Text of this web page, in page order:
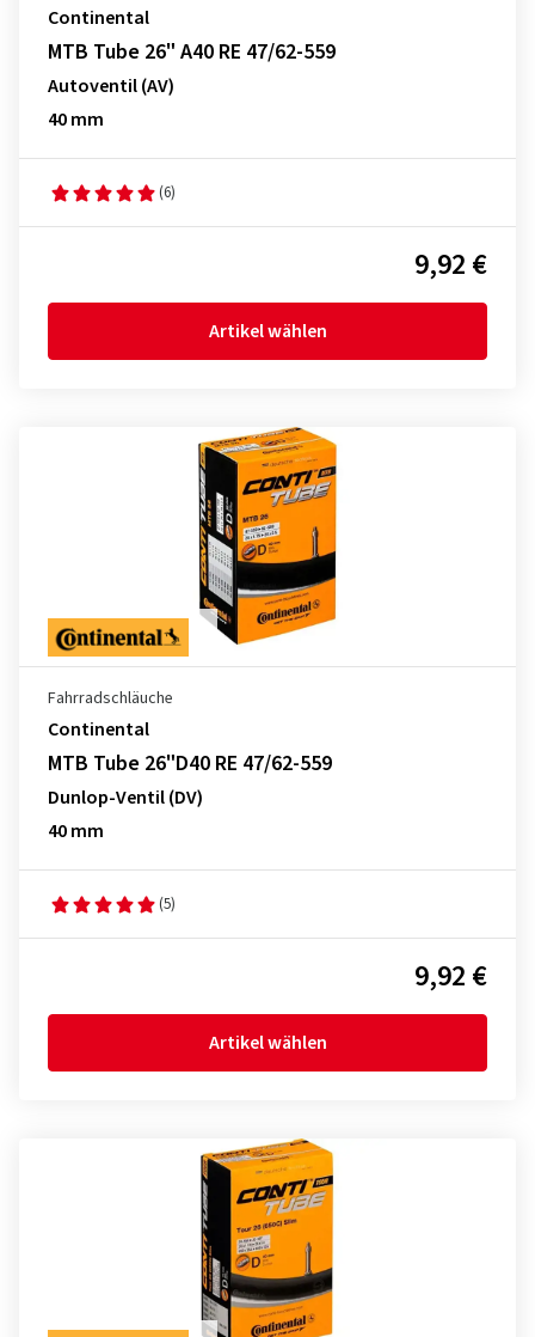
Continental
MTB Tube 26" A40 RE 47/62-559
Autoventil (AV)
40 mm
(6)
9,92 €
Artikel wählen
Fahrradschläuche
Continental
MTB Tube 26"D40 RE 47/62-559
Dunlop-Ventil (DV)
40 mm
(5)
9,92 €
Artikel wählen